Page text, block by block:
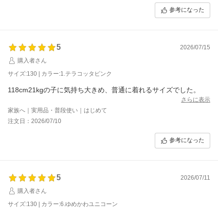
参考になった
5
2026/07/15
購入者さん
サイズ:130 | カラー:1.テラコッタピンク
118cm21kgの子に気持ち大きめ、普通に着れるサイズでした。
さらに表示
家族へ｜実用品・普段使い｜はじめて
注文日：2026/07/10
参考になった
5
2026/07/11
購入者さん
サイズ:130 | カラー:6.ゆめかわユニコーン